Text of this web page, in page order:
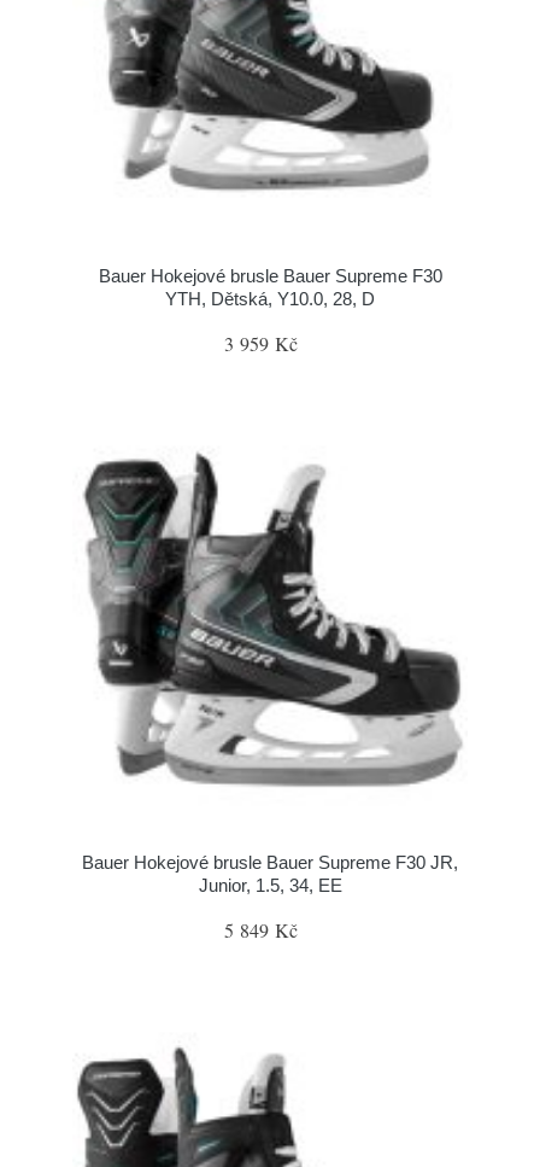
Bauer Hokejové brusle Bauer Supreme F30
YTH, Dětská, Y10.0, 28, D
3 959 Kč
Bauer Hokejové brusle Bauer Supreme F30 JR,
Junior, 1.5, 34, EE
5 849 Kč